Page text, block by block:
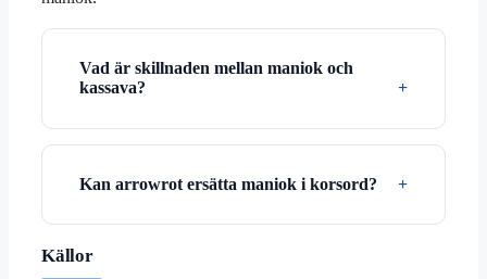
Vad är skillnaden mellan maniok och
kassava?
Kan arrowrot ersätta maniok i korsord?
Källor